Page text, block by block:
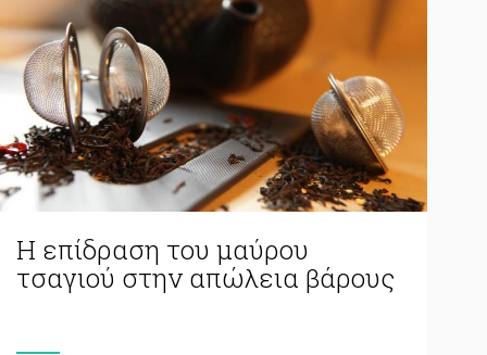
Η επίδραση του μαύρου
τσαγιού στην απώλεια βάρους